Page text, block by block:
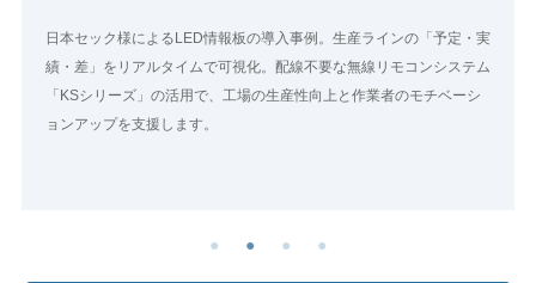
日本セック様によるLED情報板の導入事例。生産ラインの「予定・実
績・差」をリアルタイムで可視化。配線不要な無線リモコンシステム
「KSシリーズ」の活用で、工場の生産性向上と作業者のモチベーシ
ョンアップを支援します。